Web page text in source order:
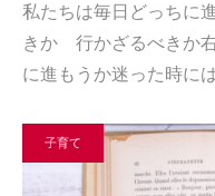
私たちは毎日どっちに
きか 行かざるべきか
に進もうか迷った時に
子育て